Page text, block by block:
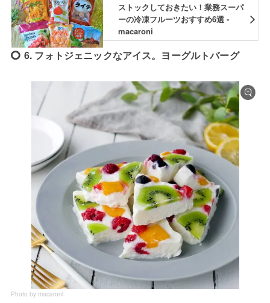
ストックしておきたい！業務スーパ
ーの冷凍フルーツおすすめ6選 -
macaroni
6. フォトジェニックなアイス。ヨーグルトバーグ
Photo by macaroni